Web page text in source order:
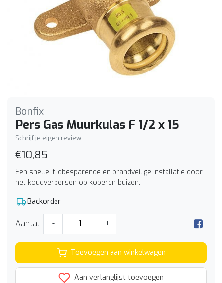
Bonfix
Pers Gas Muurkulas F 1/2 x 15
Schrijf je eigen review
€10,85
Een snelle, tijdbesparende en brandveilige installatie door
het koudverpersen op koperen buizen.
Backorder
Aantal - +
Toevoegen aan winkelwagen
Aan verlanglijst toevoegen